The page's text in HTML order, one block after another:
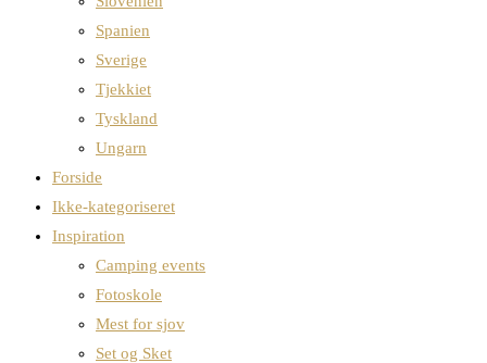
Spanien
Sverige
Tjekkiet
Tyskland
Ungarn
Forside
Ikke-kategoriseret
Inspiration
Camping events
Fotoskole
Mest for sjov
Set og Sket